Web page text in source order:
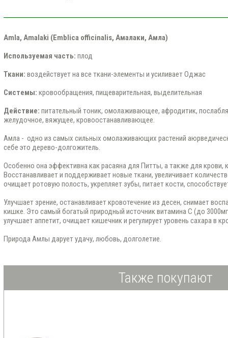
Amla, Amalaki (Emblica officinalis, Амалаки, Амла)
Используемая часть: плод
Ткани: воздействует на все ткани-элементы и усиливает Оджас
Системы: кровообращения, пищеварительная, выделительная
Действие: питательный тоник, омолаживающее, афродитик,
желудочное, вяжущее, кровоостанавливающее.
Амла - одно из самых сильных омолаживающих растений
себе это дерево-долгожитель.
Особенно она эффективна как расаяна для Питты, а также для крови,
Восстанавливает и поддерживает новые ткани, увеличивает
очищает ротовую полость, укрепляет зубы, питает кости,
Улучшает зрение, останавливает кровотечение из десен, снимает
кишке. Это самый богатый природный источник витамина С (до
улучшает аппетит, очищает кишечник и регулирует уровень сахара в
Природа Амлы дарует удачу, любовь, долголетие.
Также покупают